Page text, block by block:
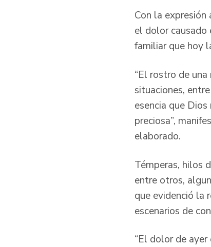
Con la
el dolor causado
familiar que hoy
“El rostro de
situaciones,
esencia que
preciosa”,
elaborado.
Témperas, hilos
entre otros,
que evidenció la
escenarios de
“El dolor de ayer